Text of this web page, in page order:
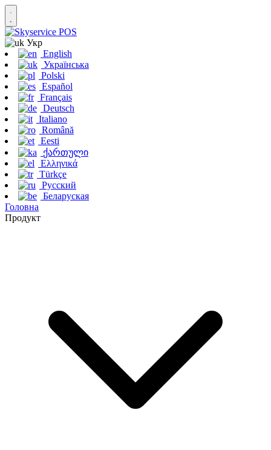
Укр
English
Українська
Polski
Español
Français
Deutsch
Italiano
Română
Eesti
ქართული
Ελληνικά
Türkçe
Русский
Беларуская
Головна
Продукт